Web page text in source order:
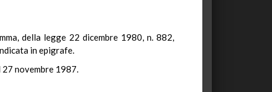
della legge 22 dicembre 1980, n. 882,
in epigrafe.
27 novembre 1987.